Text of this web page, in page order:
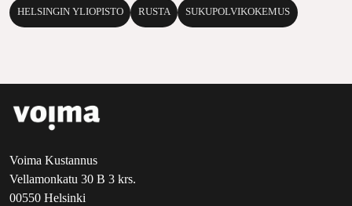
HELSINGIN YLIOPISTO RUSTA SUKUPOLVIKOKEMUS
Voima Kustannus
Vellamonkatu 30 B 3 krs.
00550 Helsinki